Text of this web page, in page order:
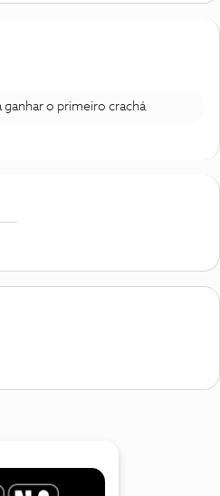
ganhar o primeiro crachá